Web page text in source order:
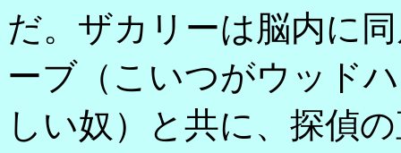
だ。ザカリーは脳内に
ーブ（こいつがウッド
しい奴）と共に、探偵